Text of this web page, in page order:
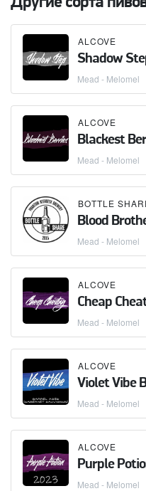
ALCOVE
Shadow
Mead - Melomel
ALCOVE
Blackest
Mead - Melomel
BOTTLE
Blood
Mead - Melomel
ALCOVE
Cheap
Mead - Melomel
ALCOVE
Violet Vibe
Mead - Melomel
ALCOVE
Purple
Mead - Melomel